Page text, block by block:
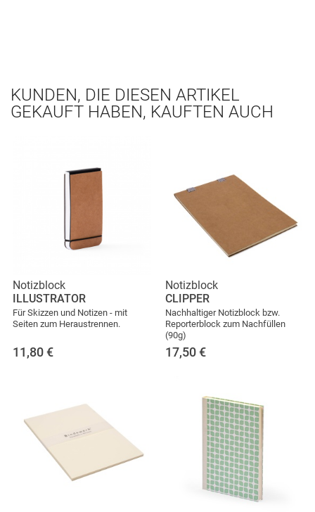
KUNDEN, DIE DIESEN ARTIKEL
GEKAUFT HABEN, KAUFTEN AUCH
Notizblock
ILLUSTRATOR
Für Skizzen und Notizen - mit
Seiten zum Heraustrennen.
11,80 €
Notizblock
CLIPPER
Nachhaltiger Notizblock bzw.
Reporterblock zum Nachfüllen
(90g)
17,50 €